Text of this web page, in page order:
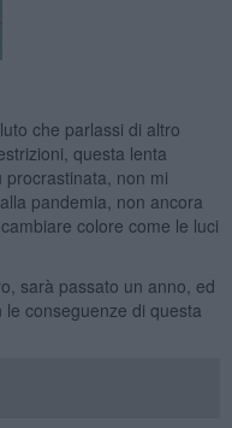
che parlassi di altro
questa lenta
non mi
pandemia, non ancora
colore come le luci
sarà passato un anno, ed
conseguenze di questa